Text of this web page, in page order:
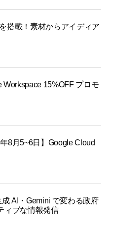
搭載！素材からアイディア
Workspace 15%OFF プロモ
8月5~6日】Google Cloud
AI・Gemini で変わる政府
ィブな情報発信